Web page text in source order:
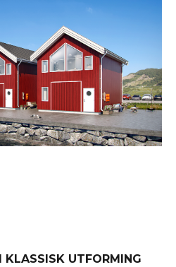
KLASSISK UTFORMING